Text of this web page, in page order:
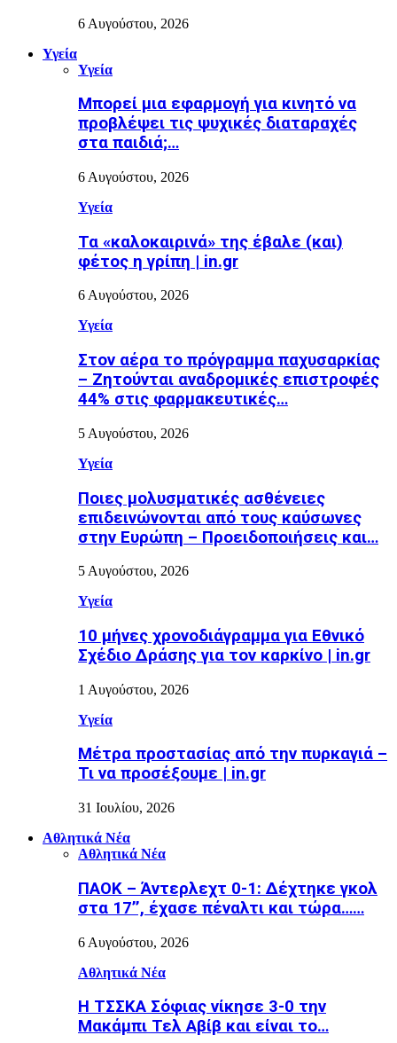
6 Αυγούστου, 2026
Υγεία
Υγεία
Μπορεί μια εφαρμογή για κινητό να
προβλέψει τις ψυχικές διαταραχές
στα παιδιά;…
6 Αυγούστου, 2026
Υγεία
Τα «καλοκαιρινά» της έβαλε (και)
φέτος η γρίπη | in.gr
6 Αυγούστου, 2026
Υγεία
Στον αέρα το πρόγραμμα παχυσαρκίας
– Ζητούνται αναδρομικές επιστροφές
44% στις φαρμακευτικές…
5 Αυγούστου, 2026
Υγεία
Ποιες μολυσματικές ασθένειες
επιδεινώνονται από τους καύσωνες
στην Ευρώπη – Προειδοποιήσεις και…
5 Αυγούστου, 2026
Υγεία
10 μήνες χρονοδιάγραμμα για Εθνικό
Σχέδιο Δράσης για τον καρκίνο | in.gr
1 Αυγούστου, 2026
Υγεία
Μέτρα προστασίας από την πυρκαγιά –
Τι να προσέξουμε | in.gr
31 Ιουλίου, 2026
Αθλητικά Νέα
Αθλητικά Νέα
ΠΑΟΚ – Άντερλεχτ 0-1: Δέχτηκε γκολ
στα 17’’, έχασε πέναλτι και τώρα……
6 Αυγούστου, 2026
Αθλητικά Νέα
Η ΤΣΣΚΑ Σόφιας νίκησε 3-0 την
Μακάμπι Τελ Αβίβ και είναι το…